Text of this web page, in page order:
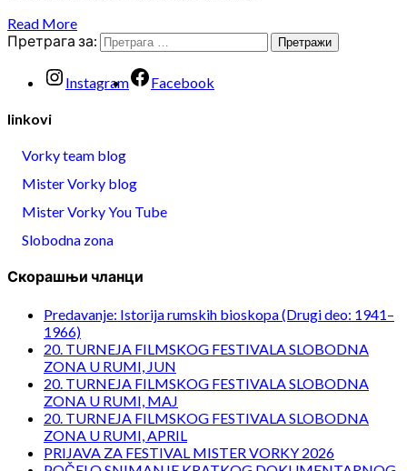
Read More
Претрага за:
Instagram Facebook
linkovi
Vorky team blog
Mister Vorky blog
Mister Vorky You Tube
Slobodna zona
Скорашњи чланци
Predavanje: Istorija rumskih bioskopa (Drugi deo: 1941–
1966)
20. TURNEJA FILMSKOG FESTIVALA SLOBODNA
ZONA U RUMI, JUN
20. TURNEJA FILMSKOG FESTIVALA SLOBODNA
ZONA U RUMI, MAJ
20. TURNEJA FILMSKOG FESTIVALA SLOBODNA
ZONA U RUMI, APRIL
PRIJAVA ZA FESTIVAL MISTER VORKY 2026